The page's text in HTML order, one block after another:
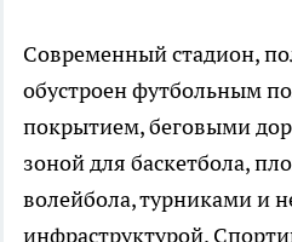
Современный стадион,
обустроен футбольным
покрытием, беговыми
зоной для баскетбола,
волейбола, турниками и
инфраструктурой.